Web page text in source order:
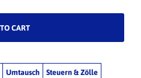
Umtausch Steuern & Zölle